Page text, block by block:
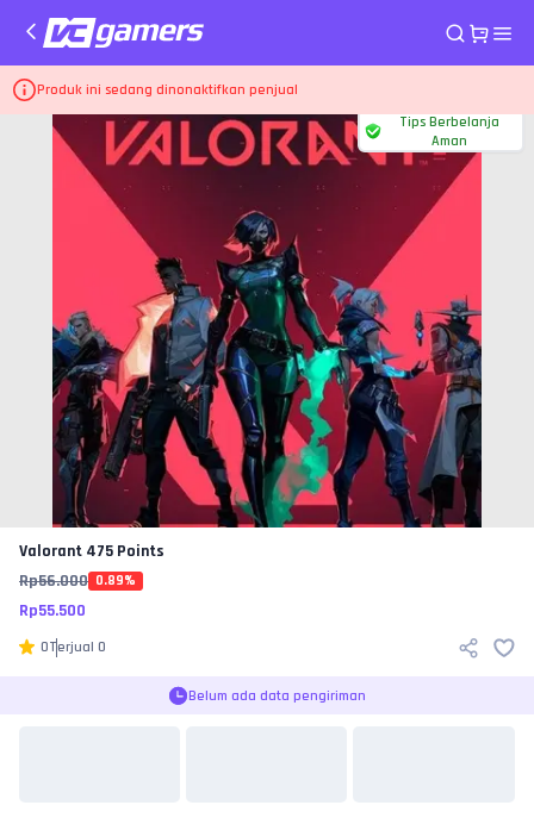
Produk ini sedang dinonaktifkan penjual
Home Top Up Game Valorant 475 Points
Tips Berbelanja
Aman
Valorant 475 Points
Rp56.000 0.89%
Rp55.500
0Terjual 0
Belum ada data pengiriman